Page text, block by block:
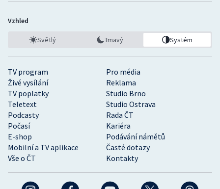
TV program
Pro média
Živé vysílání
Reklama
TV poplatky
Studio Brno
Teletext
Studio Ostrava
Podcasty
Rada ČT
Počasí
Kariéra
E-shop
Podávání námětů
Mobilní a TV aplikace
Časté dotazy
Vše o ČT
Kontakty
Vzhled
Světlý Tmavý Systém